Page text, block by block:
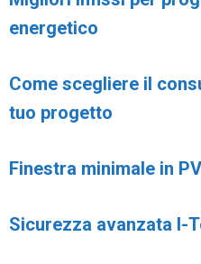
energetico
Come scegliere il
tuo progetto
Finestra minimale in
Sicurezza avanzata I-